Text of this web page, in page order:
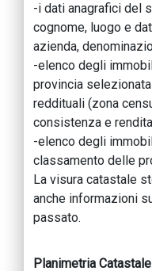
-i dati anagrafici del
cognome, luogo e
azienda,
-elenco degli
provincia
reddituali (zona
consistenza e
-elenco degli
classamento delle
La visura catastale
anche informazioni
passato.
Planimetria